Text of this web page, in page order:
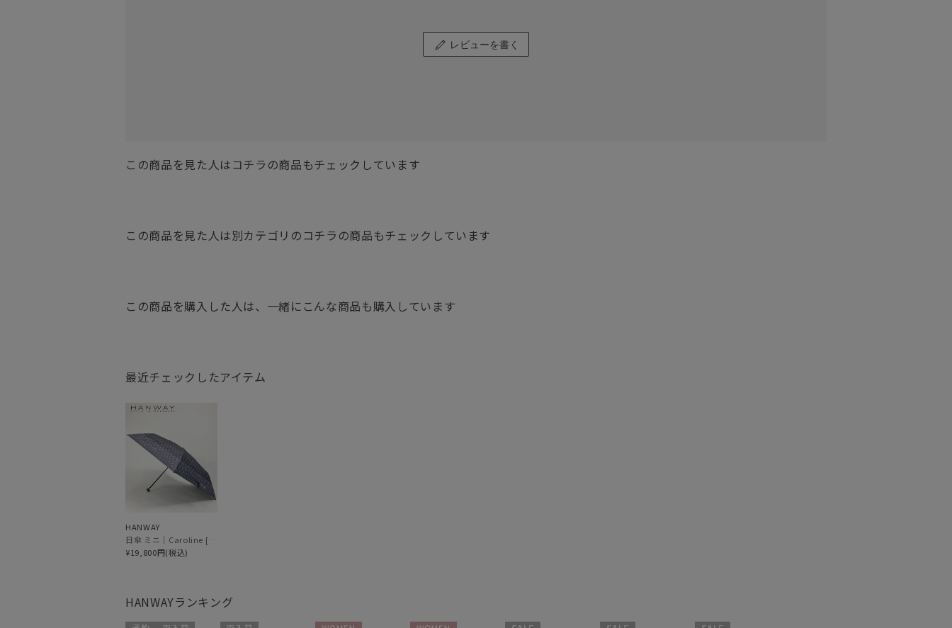
レビューを書く
この商品を見た人はコチラの商品もチェックしています
この商品を見た人は別カテゴリのコチラの商品もチェックしています
この商品を購入した人は、一緒にこんな商品も購入しています
最近チェックしたアイテム
HANWAY
日傘 ミニ｜Caroline [HANWAY]
¥19,800円(税込)
HANWAYランキング